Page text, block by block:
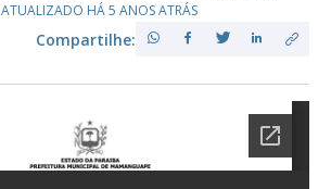
ATUALIZADO HÁ 5 ANOS ATRÁS
Compartilhe: